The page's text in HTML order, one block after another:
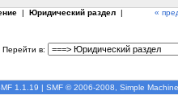
| Юридический раздел |
«
Перейти в:
1.1.19 | SMF © 2006-2008, Simple